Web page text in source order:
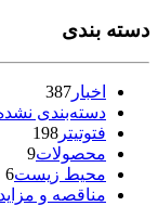
دسته بندی
اخبار 387
دسته‌بندی
فتوتیتر 198
محصولات9
محیط زیست6
مناقصه و